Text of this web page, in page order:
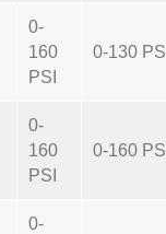
0-
160
PSI
0-130 PSI
0-
160
PSI
0-160 PSI
0-